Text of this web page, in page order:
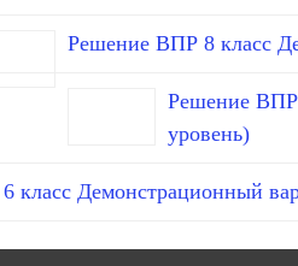
Решение ВПР 8 класс
Решение ВПР
уровень)
класс Демонстрационный